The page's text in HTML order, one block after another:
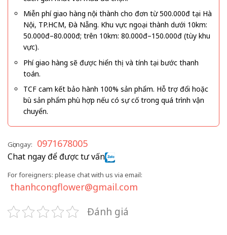
Miễn phí giao hàng nội thành cho đơn từ 500.000đ tại Hà
Nội, TP.HCM, Đà Nẵng. Khu vực ngoại thành dưới 10km:
50.000đ–80.000đ; trên 10km: 80.000đ–150.000đ (tùy khu
vực).
Phí giao hàng sẽ được hiển thị và tính tại bước thanh
toán.
TCF cam kết bảo hành 100% sản phẩm. Hỗ trợ đổi hoặc
bù sản phẩm phù hợp nếu có sự cố trong quá trình vận
chuyển.
Gọi ngay: 0971678005
Chat ngay để được tư vấn
For foreigners: please chat with us via email:
thanhcongflower@gmail.com
Đánh giá